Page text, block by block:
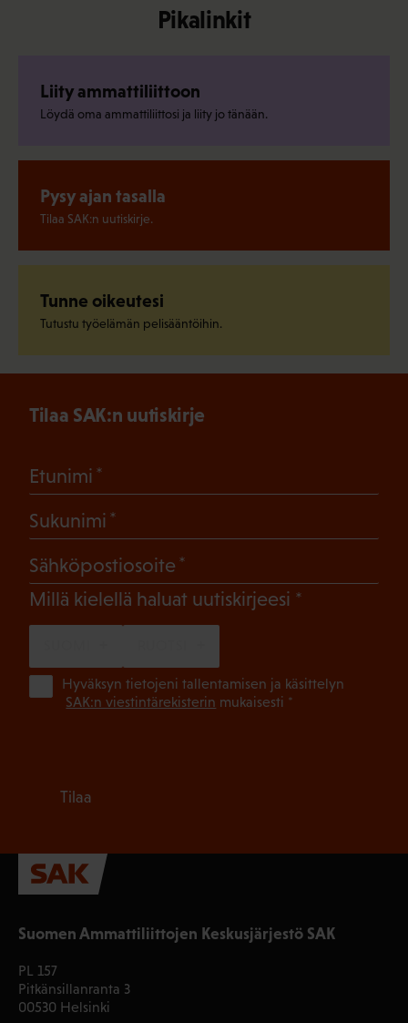
Pikalinkit
Liity ammattiliittoon
Löydä oma ammattiliittosi ja liity jo tänään.
Pysy ajan tasalla
Tilaa SAK:n uutiskirje.
Tunne oikeutesi
Tutustu työelämän pelisääntöihin.
Suomen Ammattiliittojen Keskusjärjestö SAK
PL 157
Pitkänsillanranta 3
00530 Helsinki
Tilaa SAK:n uutiskirje
Etunimi
Sukunimi
Sähköpostiosoite
Millä kielellä haluat uutiskirjeesi (Pakollinen)
Hyväksyn tietojeni tallentamisen ja käsittelyn
SAK:n viestintärekisterin mukaisesti *
Tilaa